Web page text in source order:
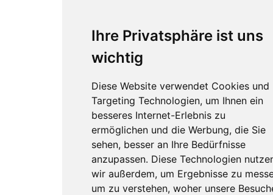
Ihre Privatsphäre ist uns
wichtig
Diese Website verwendet Cookies und
Targeting Technologien, um Ihnen ein
besseres Internet-Erlebnis zu
ermöglichen und die Werbung, die Sie
sehen, besser an Ihre Bedürfnisse
anzupassen. Diese Technologien
wir außerdem, um Ergebnisse zu
um zu verstehen, woher unsere